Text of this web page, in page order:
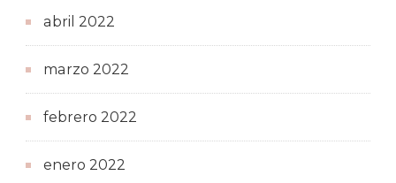
abril 2022
marzo 2022
febrero 2022
enero 2022